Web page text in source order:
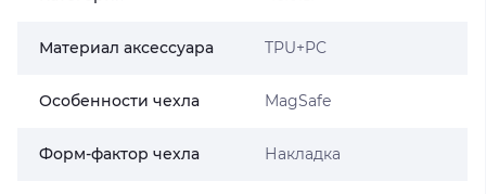
Материал аксессуара TPU+PC
Особенности чехла MagSafe
Форм-фактор чехла Накладка